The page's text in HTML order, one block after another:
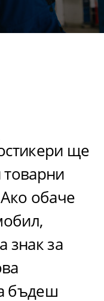
ще
товарни
обаче
знак за
бъдеш